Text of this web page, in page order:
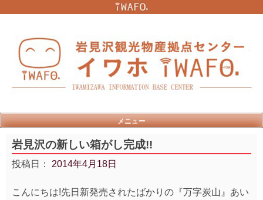
メニュー
岩見沢の新しい箱がし完成!!
投稿日： 2014年4月18日
こんにちは!先日新発売されたばかりの『万字炭山』あい